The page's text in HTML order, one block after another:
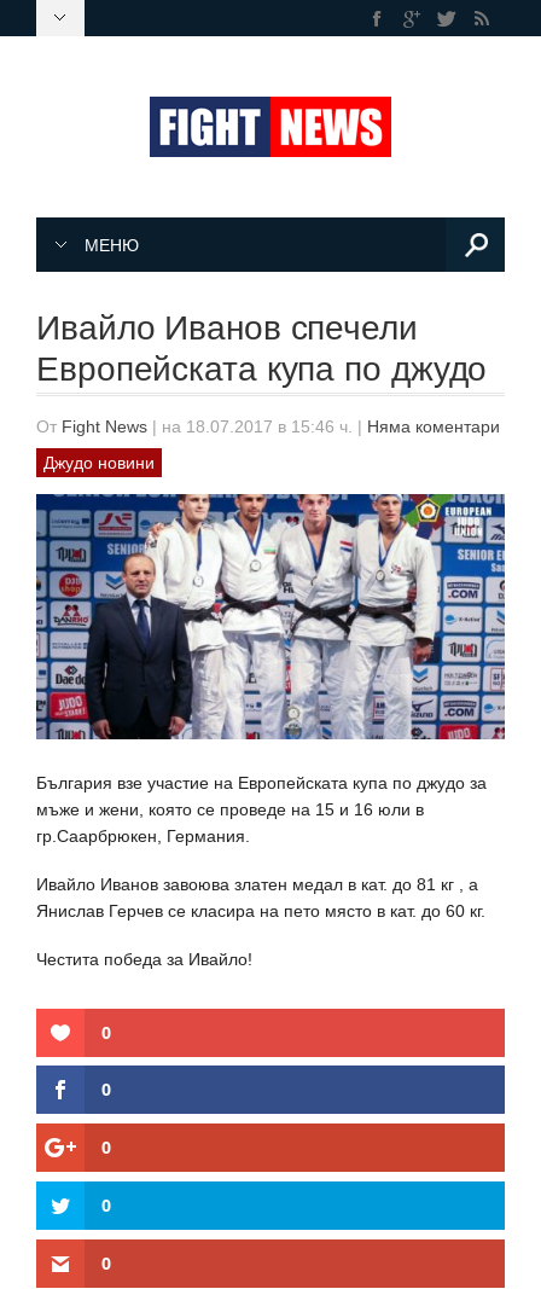
МЕНЮ
Ивайло Иванов спечели
Европейската купа по джудо
От Fight News | на 18.07.2017 в 15:46 ч. | Няма коментари
Джудо новини
България взе участие на Европейската купа по джудо за
мъже и жени, която се проведе на 15 и 16 юли в
гр.Саарбрюкен, Германия.
Ивайло Иванов завоюва златен медал в кат. до 81 кг , а
Янислав Герчев се класира на пето място в кат. до 60 кг.
Честита победа за Ивайло!
0
0
0
0
0